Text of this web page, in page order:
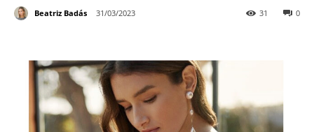
Beatriz Badás 31/03/2023 0
31